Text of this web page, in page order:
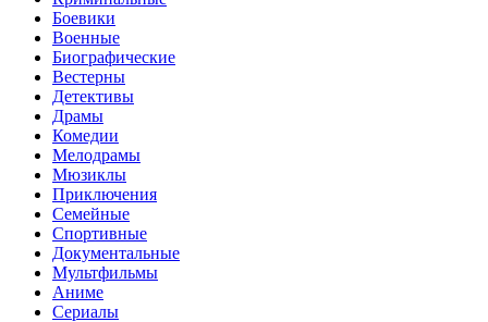
Боевики
Военные
Биографические
Вестерны
Детективы
Драмы
Комедии
Мелодрамы
Мюзиклы
Приключения
Семейные
Спортивные
Документальные
Мультфильмы
Аниме
Сериалы